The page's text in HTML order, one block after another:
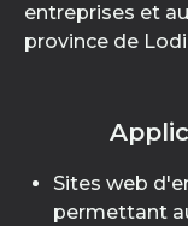
entreprises et
province de
Sites web
permettant